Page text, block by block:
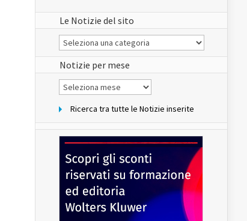
Le Notizie del sito
Le
Notizie
del
sito
Notizie per mese
Notizie
per
Ricerca tra tutte le Notizie inserite